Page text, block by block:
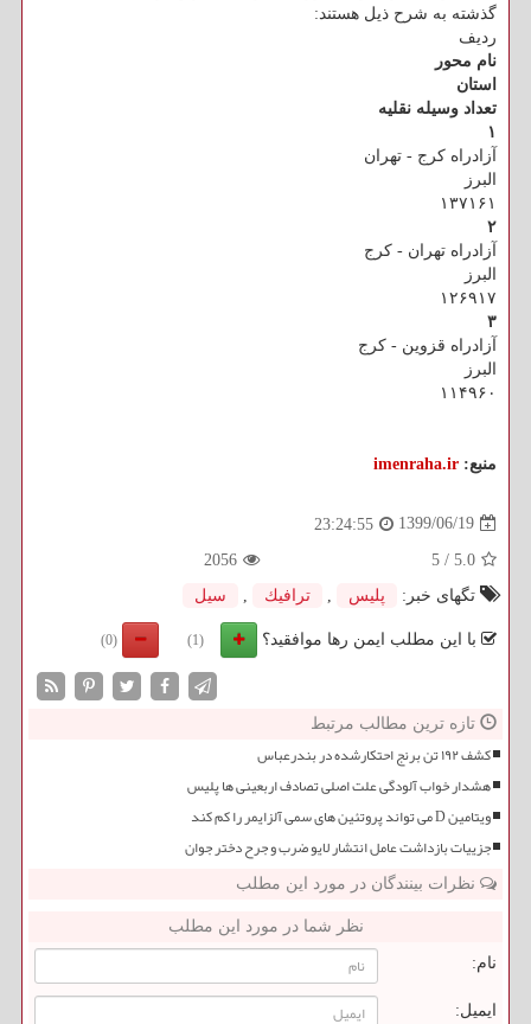
گذشته به شرح ذیل هستند:
ردیف
نام محور
استان
تعداد وسیله نقلیه
۱
آزادراه کرج - تهران
البرز
۱۳۷۱۶۱
۲
آزادراه تهران - کرج
البرز
۱۲۶۹۱۷
۳
آزادراه قزوین - کرج
البرز
۱۱۴۹۶۰
منبع: imenraha.ir
1399/06/19
23:24:55
5.0
/
5
2056
تگهای خبر:
پلیس ترافیك سیل
با این مطلب ایمن رها موافقید؟ (1)
(0)
تازه ترین مطالب مرتبط
کشف ۱۹۲ تن برنج احتکارشده در بندرعباس
هشدار خواب آلودگی علت اصلی تصادف اربعینی ها پلیس
ویتامین D می تواند پروتئین های سمی آلزایمر را کم کند
جزییات بازداشت عامل انتشار لایو ضرب و جرح دختر جوان
نظرات بینندگان در مورد این مطلب
نظر شما در مورد این مطلب
نام:
ایمیل: